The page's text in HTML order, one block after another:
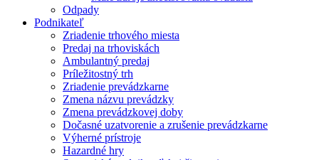
Odpady
Podnikateľ
Zriadenie trhového miesta
Predaj na trhoviskách
Ambulantný predaj
Príležitostný trh
Zriadenie prevádzkarne
Zmena názvu prevádzky
Zmena prevádzkovej doby
Dočasné uzatvorenie a zrušenie prevádzkarne
Výherné prístroje
Hazardné hry